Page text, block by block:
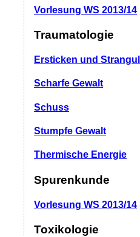
Vorlesung WS 2013/14
Traumatologie
Ersticken und
Scharfe Gewalt
Schuss
Stumpfe Gewalt
Thermische Energie
Spurenkunde
Vorlesung WS 2013/14
Toxikologie